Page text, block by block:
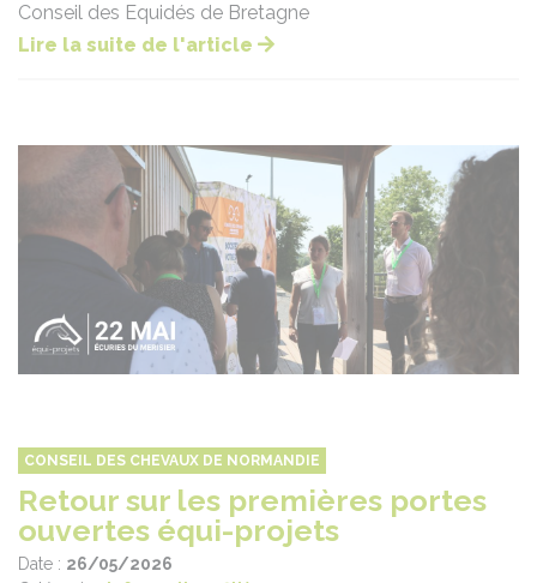
Conseil des Equidés de Bretagne
Lire la suite de l'article
CONSEIL DES CHEVAUX DE NORMANDIE
Retour sur les premières portes
ouvertes équi-projets
Date : 26/05/2026